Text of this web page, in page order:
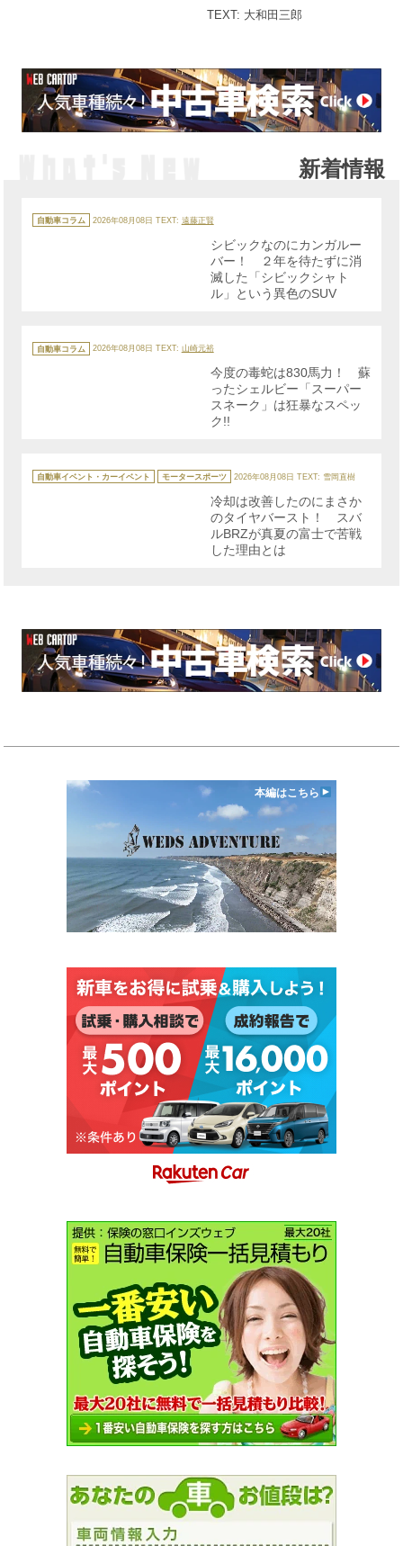
TEXT: 大和田三郎
新着情報
テ
ゴ
自動車コラム 2026年08月08日 TEXT: 遠藤正賢
シビックなのにカンガルー
バー！ ２年を待たずに消
滅した「シビックシャト
ル」という異色のSUV
テ
ゴ
自動車コラム 2026年08月08日 TEXT: 山崎元裕
今度の毒蛇は830馬力！ 蘇
ったシェルビー「スーパー
スネーク」は狂暴なスペッ
ク!!
テ
ゴ
自動車イベント・カーイベント モータースポーツ 2026年08月08日 TEXT: 雪岡直樹
冷却は改善したのにまさか
のタイヤバースト！ スバ
ルBRZが真夏の富士で苦戦
した理由とは
本編はこちら